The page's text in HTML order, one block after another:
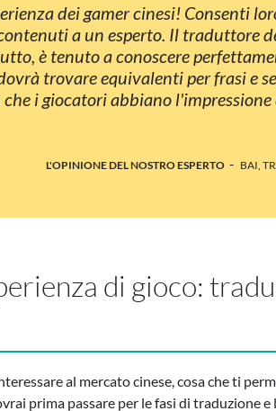
dei gamer cinesi! Consenti
a un esperto. Il traduttore
è tenuto a conoscere
trovare equivalenti per frasi e
i giocatori abbiano
L'OPINIONE DEL NOSTRO ESPERTO - BAI,
di gioco:
al mercato cinese, cosa che ti
prima passare per le fasi di traduzione